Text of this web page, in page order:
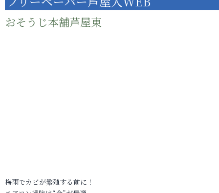
おそうじ本舗芦屋東
梅雨でカビが繁殖する前に！